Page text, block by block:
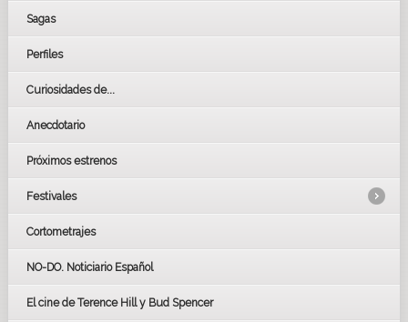
Sagas
Perfiles
Curiosidades de...
Anecdotario
Próximos estrenos
Festivales
LOS OSCARS
GOYAS
BAFTA
Cortometrajes
NO-DO. Noticiario Español
El cine de Terence Hill y Bud Spencer